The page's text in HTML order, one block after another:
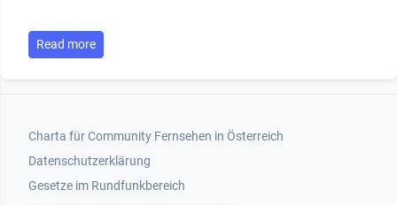
Read more
Footer 1
Charta für Community Fernsehen in Österreich
Datenschutzerklärung
Gesetze im Rundfunkbereich